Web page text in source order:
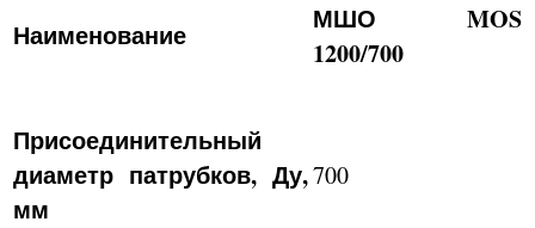
Наименование МШО MOS
1200/700
Присоединительный
диаметр патрубков, Ду,
мм
700